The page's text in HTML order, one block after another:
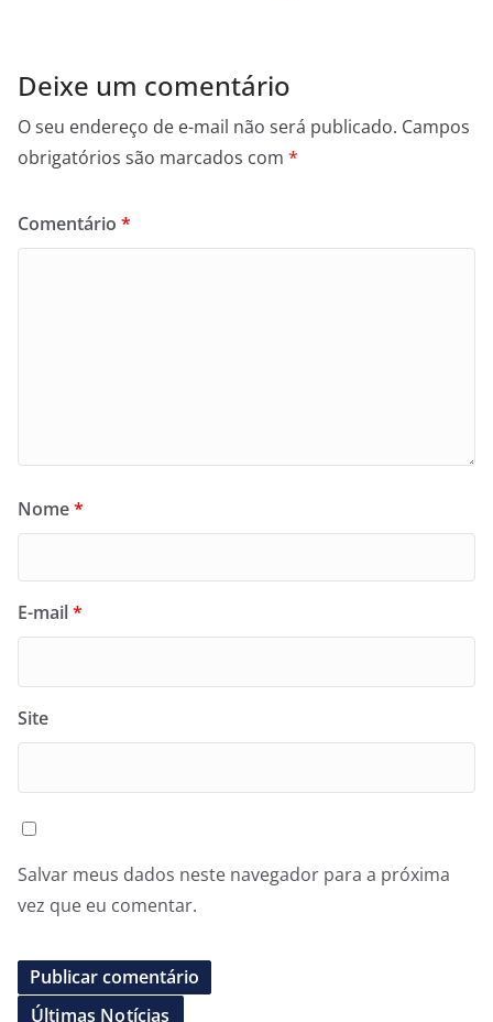
Deixe um comentário
O seu endereço de e-mail não será publicado. Campos
obrigatórios são marcados com *
Comentário *
Nome*
E-mail*
Site
Salvar meus dados neste navegador para a próxima
vez que eu comentar.
Últimas Notícias